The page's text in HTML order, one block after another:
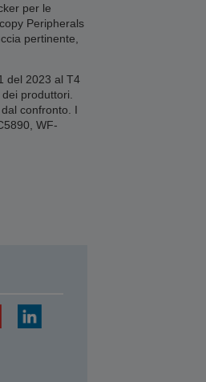
per le
Peripherals
pertinente,
del 2023 al T4
produttori.
confronto. I
WF-